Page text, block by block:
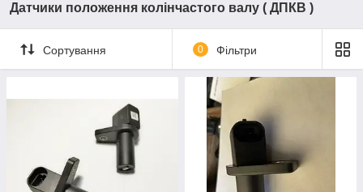
Датчики положення колінчастого валу ( ДПКВ )
Сортування 0 Фільтри